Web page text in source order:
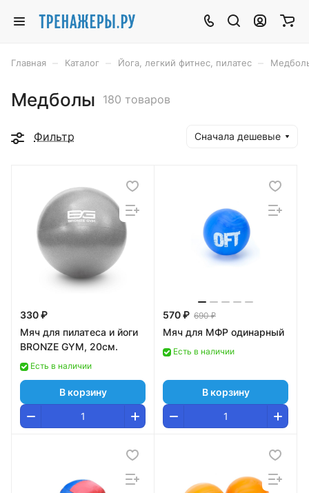
Главная Каталог Йога, легкий фитнес, пилатес
Медболы 180 товаров
Фильтр Сначала дешевые
330 ₽
Мяч для пилатеса и йоги
BRONZE GYM, 20см.
Есть в наличии
В корзину
570 ₽ 690 ₽
Мяч для МФР одинарный
Есть в наличии
В корзину